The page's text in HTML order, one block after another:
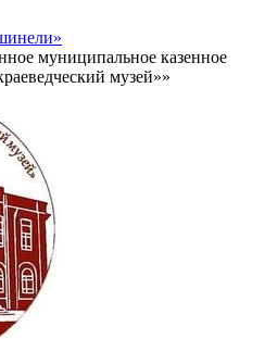
муниципальное казенное
музей»»